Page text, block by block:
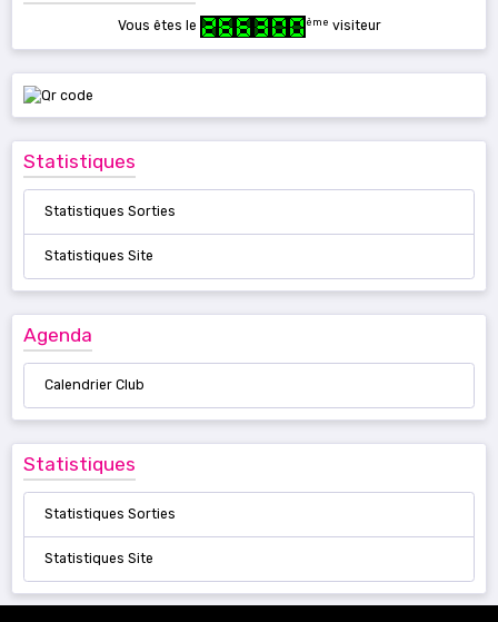
Vous êtes le ème visiteur
Statistiques
Statistiques Sorties
Statistiques Site
Agenda
Calendrier Club
Statistiques
Statistiques Sorties
Statistiques Site